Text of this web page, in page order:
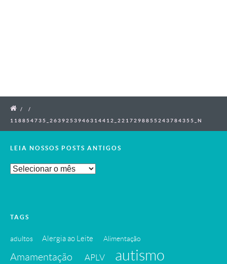
/ /
118854735_2639253946314412_2217298855243784355_N
LEIA NOSSOS POSTS ANTIGOS
Leia
TAGS
adultos Alergia ao Leite Alimentação
Amamentação APLV
autismo